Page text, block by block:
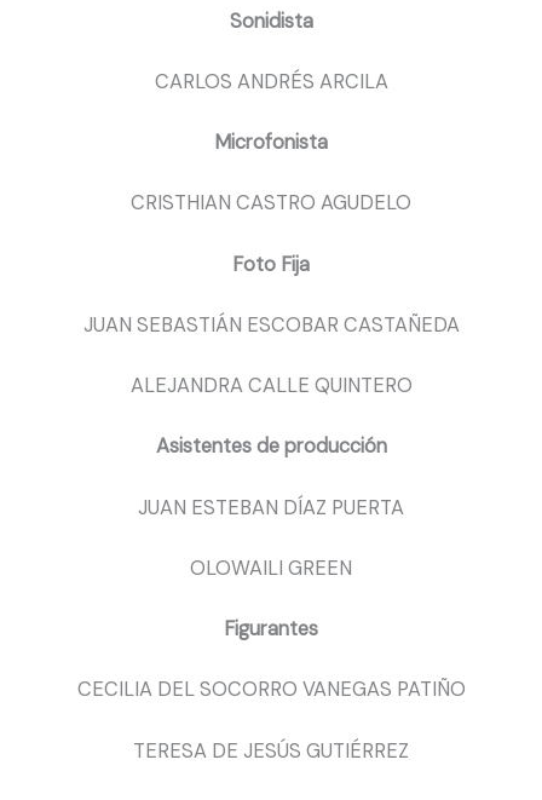
Sonidista
CARLOS ANDRÉS ARCILA
Microfonista
CRISTHIAN CASTRO AGUDELO
Foto Fija
JUAN SEBASTIÁN ESCOBAR CASTAÑEDA
ALEJANDRA CALLE QUINTERO
Asistentes de producción
JUAN ESTEBAN DÍAZ PUERTA
OLOWAILI GREEN
Figurantes
CECILIA DEL SOCORRO VANEGAS PATIÑO
TERESA DE JESÚS GUTIÉRREZ